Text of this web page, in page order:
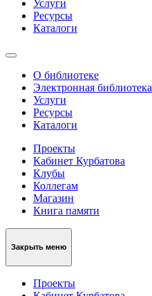
Услуги
Ресурсы
Каталоги
О библиотеке
Электронная библиотека
Услуги
Ресурсы
Каталоги
Проекты
Кабинет Курбатова
Клубы
Коллегам
Магазин
Книга памяти
Закрыть меню
Проекты